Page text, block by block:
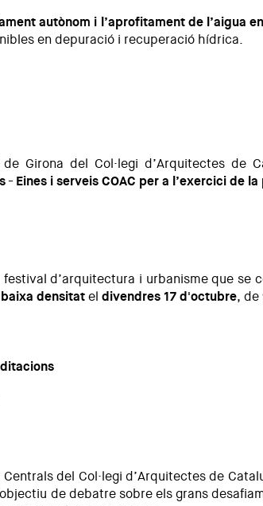
autònom i l’aprofitament de l’aigua
en depuració i recuperació hídrica.
sostenible de les aigües residuals i pluvials.
Girona del Col·legi d’Arquitectes de
-Eines i serveis COAC per a l’exercici de
festival d’arquitectura i urbanisme que se
densitatel divendres 17 d'octubre, de
del Col·legi d’Arquitectes de
de debatre sobre els grans